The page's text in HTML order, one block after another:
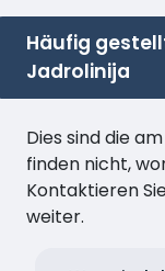
Häufig
Jadrolinija
Dies sind die
finden nicht,
Kontaktieren
weiter.